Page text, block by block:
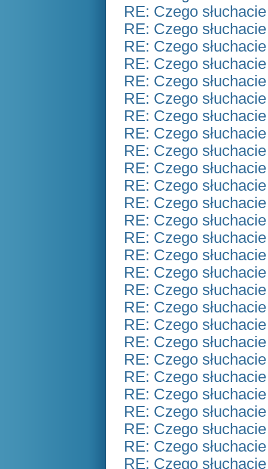
RE: Czego
RE: Czego
RE: Czego
RE: Czego
RE: Czego
RE: Czego
RE: Czego
RE: Czego
RE: Czego
RE: Czego
RE: Czego
RE: Czego
RE: Czego
RE: Czego
RE: Czego
RE: Czego
RE: Czego
RE: Czego
RE: Czego
RE: Czego
RE: Czego
RE: Czego
RE: Czego
RE: Czego
RE: Czego
RE: Czego
RE: Czego